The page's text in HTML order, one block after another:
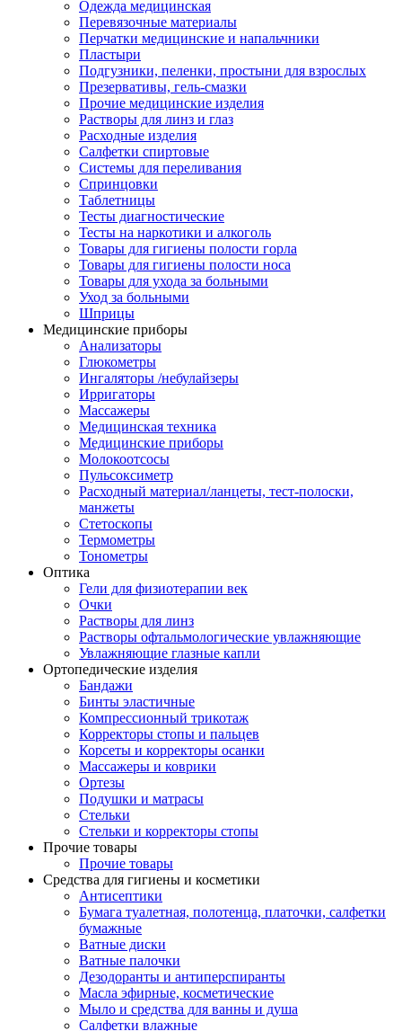
Одежда медицинская
Перевязочные материалы
Перчатки медицинские и напальчники
Пластыри
Подгузники, пеленки, простыни для взрослых
Презервативы, гель-смазки
Прочие медицинские изделия
Растворы для линз и глаз
Расходные изделия
Салфетки спиртовые
Системы для переливания
Спринцовки
Таблетницы
Тесты диагностические
Тесты на наркотики и алкоголь
Товары для гигиены полости горла
Товары для гигиены полости носа
Товары для ухода за больными
Уход за больными
Шприцы
Медицинские приборы
Анализаторы
Глюкометры
Ингаляторы /небулайзеры
Ирригаторы
Массажеры
Медицинская техника
Медицинские приборы
Молокоотсосы
Пульсоксиметр
Расходный материал/ланцеты, тест-полоски,
манжеты
Стетоскопы
Термометры
Тонометры
Оптика
Гели для физиотерапии век
Очки
Растворы для линз
Растворы офтальмологические увлажняющие
Увлажняющие глазные капли
Ортопедические изделия
Бандажи
Бинты эластичные
Компрессионный трикотаж
Корректоры стопы и пальцев
Корсеты и корректоры осанки
Массажеры и коврики
Ортезы
Подушки и матрасы
Стельки
Стельки и корректоры стопы
Прочие товары
Прочие товары
Средства для гигиены и косметики
Антисептики
Бумага туалетная, полотенца, платочки, салфетки
бумажные
Ватные диски
Ватные палочки
Дезодоранты и антиперспиранты
Масла эфирные, косметические
Мыло и средства для ванны и душа
Салфетки влажные